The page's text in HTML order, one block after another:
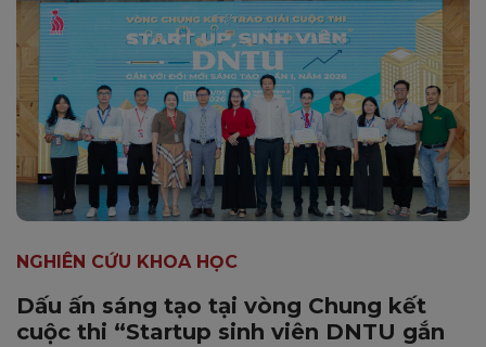
NGHIÊN CỨU KHOA HỌC
Dấu ấn sáng tạo tại vòng Chung kết
cuộc thi “Startup sinh viên DNTU gắn